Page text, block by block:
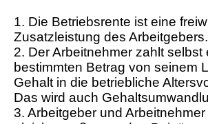
1. Die Betriebsrente ist eine
Zusatzleistung des Arbeitgebers.
2. Der Arbeitnehmer zahlt selbst
bestimmten Betrag von seinem
Gehalt in die betriebliche
Das wird auch
3. Arbeitgeber und